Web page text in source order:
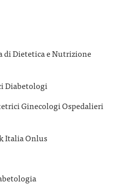
di Dietetica e Nutrizione
Diabetologi
Ginecologi Ospedalieri
Italia Onlus